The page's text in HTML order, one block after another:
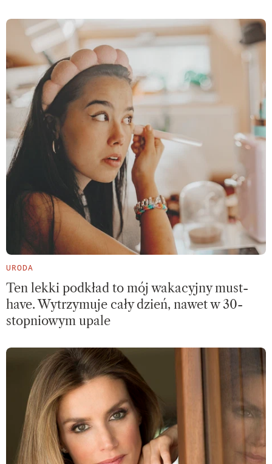
URODA
Ten lekki podkład to mój wakacyjny must-
have. Wytrzymuje cały dzień, nawet w 30-
stopniowym upale